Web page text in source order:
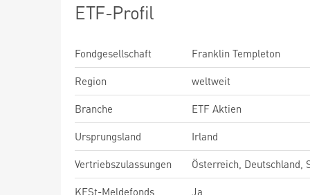
ETF-Profil
Fondgesellschaft
Franklin Templeton
Region
weltweit
Branche
ETF Aktien
Ursprungsland
Irland
Vertriebszulassungen
Österreich, Deutschland,
KESt-Meldefonds
Ja